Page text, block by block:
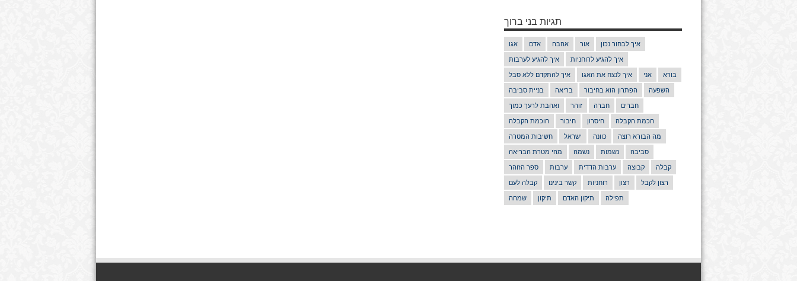
תגיות בני ברוך
אגו אדם אהבה אור איך לבחור נכון
איך להגיע לערבות איך להגיע לרוחניות
איך להתקדם ללא סבל איך לנצח את האגו אני בורא
בניית סביבה בריאה הפתרון הוא בחיבור השפעה
ואהבת לרעך כמוך זוהר חברה חברים
חוכמת הקבלה חיבור חיסרון חכמת הקבלה
חשיבות המטרה ישראל כוונה מה הבורא רוצה
מהי מטרת הבריאה נשמה נשמות סביבה
ספר הזוהר ערבות ערבות הדדית קבוצה קבלה
קבלה לעם קשר בינינו רוחניות רצון רצון לקבל
שמחה תיקון תיקון האדם תפילה